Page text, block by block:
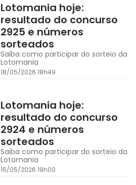
Lotomania hoje:
resultado do concurso
2925 e números
sorteados
Saiba como participar do sorteio da
Lotomania
18/05/2026 18h49
Lotomania hoje:
resultado do concurso
2924 e números
sorteados
Saiba como participar do sorteio da
Lotomania
15/05/2026 19h00